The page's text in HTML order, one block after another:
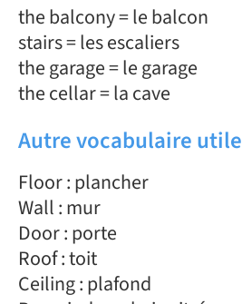
the balcony = le balcon
stairs = les escaliers
the garage = le garage
the cellar = la cave
Autre vocabulaire utile
Floor : plancher
Wall : mur
Door : porte
Roof : toit
Ceiling : plafond